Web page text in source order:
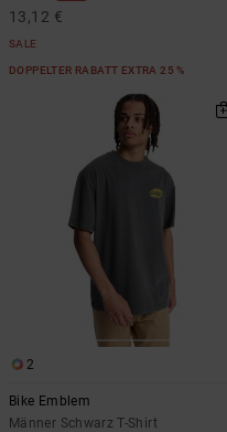
13,12 €
SALE
DOPPELTER RABATT EXTRA 25 %
2
Bike Emblem
Männer Schwarz T-Shirt